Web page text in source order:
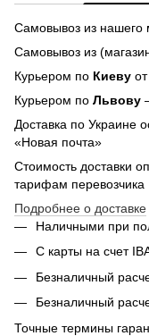
Самовывоз из нашего
Самовывоз из
Курьером по Киеву
Курьером по Львову
Доставка по Украине
«Новая почта»
Стоимость доставки
тарифам перевозчика
Подробнее о доставке
Наличными при
С карты на счет
Безналичный
Безналичный
Точные термины